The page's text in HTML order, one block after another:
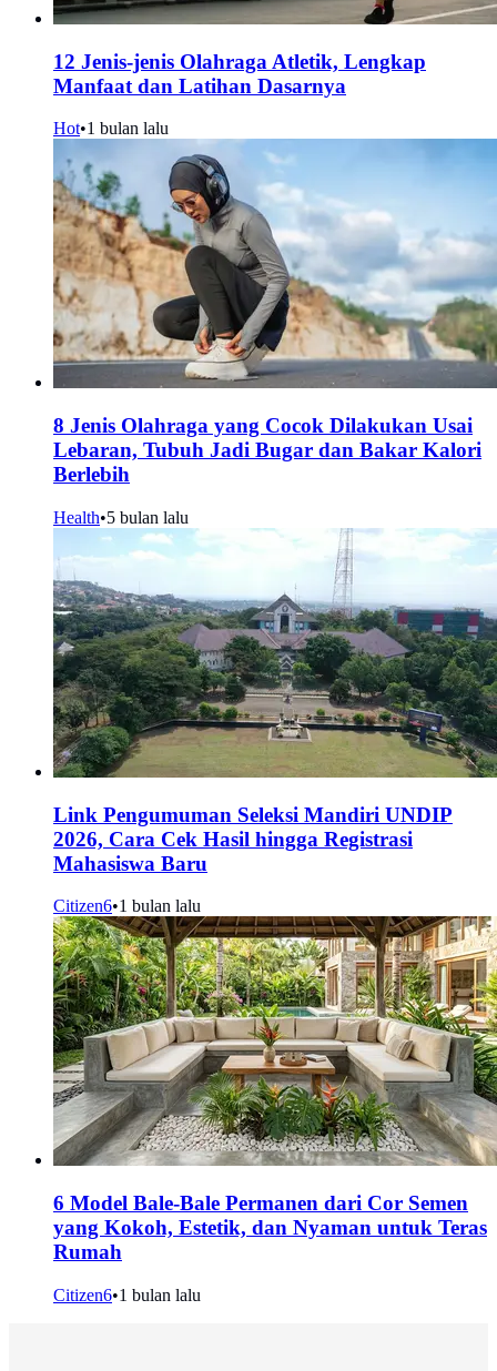
12 Jenis-jenis Olahraga Atletik, Lengkap
Manfaat dan Latihan Dasarnya
Hot•1 bulan lalu
8 Jenis Olahraga yang Cocok Dilakukan Usai
Lebaran, Tubuh Jadi Bugar dan Bakar Kalori
Berlebih
Health•5 bulan lalu
Link Pengumuman Seleksi Mandiri UNDIP
2026, Cara Cek Hasil hingga Registrasi
Mahasiswa Baru
Citizen6•1 bulan lalu
6 Model Bale-Bale Permanen dari Cor Semen
yang Kokoh, Estetik, dan Nyaman untuk Teras
Rumah
Citizen6•1 bulan lalu